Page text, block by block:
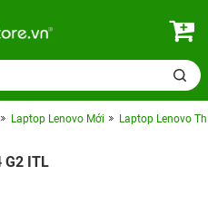
Laptop Lenovo Mới Laptop Lenovo
G2 ITL